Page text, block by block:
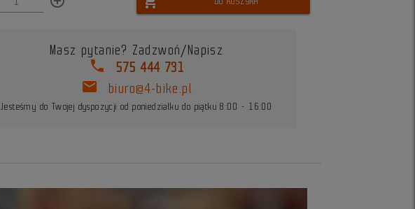
Masz pytanie? Zadzwoń/Napisz
phone 575 444 731
mail biuro@4-bike.pl
Jesteśmy do Twojej dyspozycji od poniedziałku do piątku 8:00 - 16:00